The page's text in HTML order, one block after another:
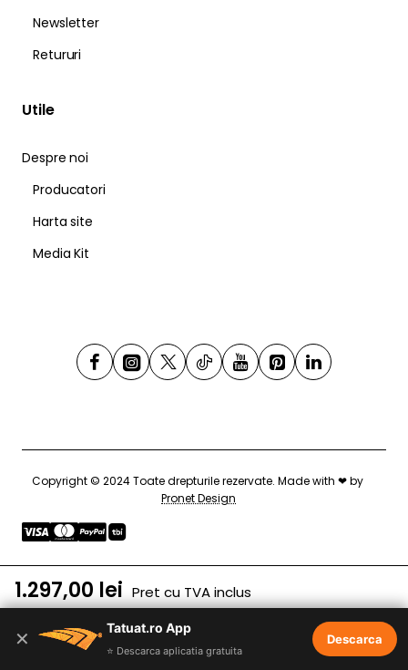
1.297,00 lei Pret cu TVA inclus
Adaugă în Coş
Newsletter
Retururi
Utile
Despre noi
Producatori
Harta site
Media Kit
Copyright © 2024 Toate drepturile rezervate. Made with ❤ by
Pronet Design
✕
Tatuat.ro App
⭐ Descarca aplicatia gratuita
Descarca